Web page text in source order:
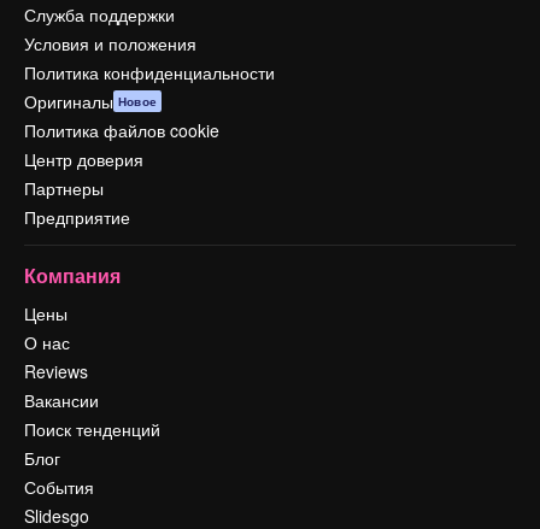
Служба поддержки
Условия и положения
Политика конфиденциальности
Оригиналы Новое
Политика файлов cookie
Центр доверия
Партнеры
Предприятие
Компания
Цены
О нас
Reviews
Вакансии
Поиск тенденций
Блог
События
Slidesgo